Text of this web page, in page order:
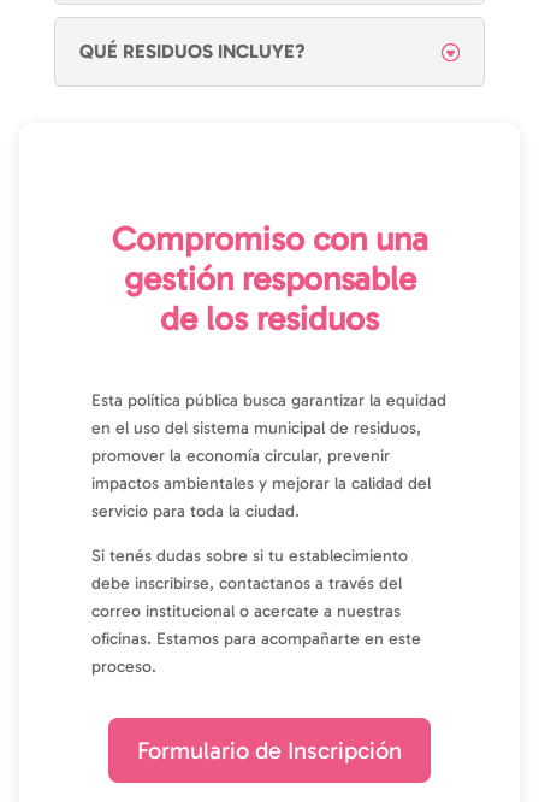
QUÉ RESIDUOS INCLUYE?
Compromiso con una
gestión responsable
de los residuos
Esta política pública busca garantizar la equidad
en el uso del sistema municipal de residuos,
promover la economía circular, prevenir
impactos ambientales y mejorar la calidad del
servicio para toda la ciudad.
Si tenés dudas sobre si tu establecimiento
debe inscribirse, contactanos a través del
correo institucional o acercate a nuestras
oficinas. Estamos para acompañarte en este
proceso.
Formulario de Inscripción